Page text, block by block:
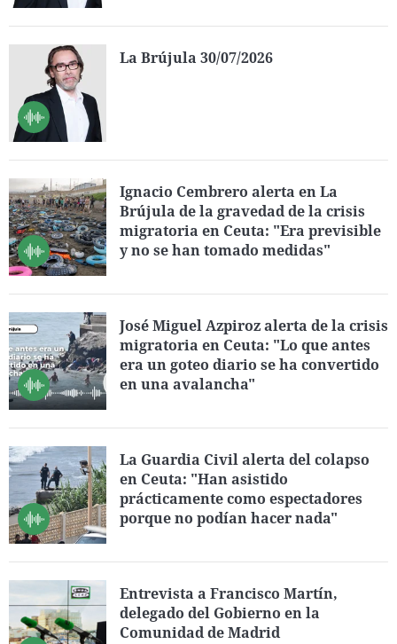
La Brújula 30/07/2026
Ignacio Cembrero alerta en La
Brújula de la gravedad de la crisis
migratoria en Ceuta: "Era previsible
y no se han tomado medidas"
José Miguel Azpiroz alerta de la crisis
migratoria en Ceuta: "Lo que antes
era un goteo diario se ha convertido
en una avalancha"
La Guardia Civil alerta del colapso
en Ceuta: "Han asistido
prácticamente como espectadores
porque no podían hacer nada"
Entrevista a Francisco Martín,
delegado del Gobierno en la
Comunidad de Madrid